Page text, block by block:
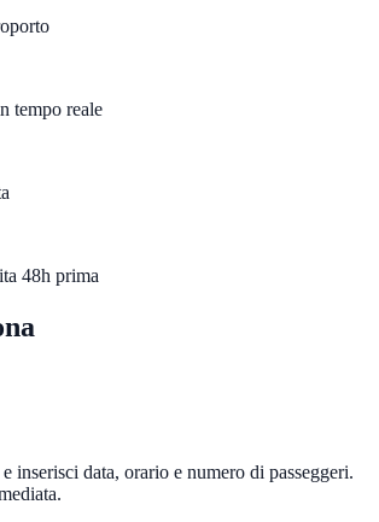
tempo reale
48h prima
inserisci data, orario e numero di passeggeri.